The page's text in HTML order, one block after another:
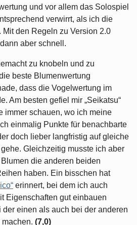
und vor allem das Solospiel
verwirrt, als ich die
Mit den Regeln zu Version 2.0
aber schnell.
zu knobeln und zu
beste Blumenwertung
dass die Vogelwertung im
Am besten gefiel mir „Seikatsu“
immer schauen, wo ich meine
einmalig Punkte für benachbarte
doch lieber langfristig auf gleiche
Gleichzeitig musste ich aber
die anderen beiden
haben. Ein bisschen hat
erinnert, bei dem ich auch
Eigenschaften gut einbauen
der einen als auch bei der anderen
(7,0)